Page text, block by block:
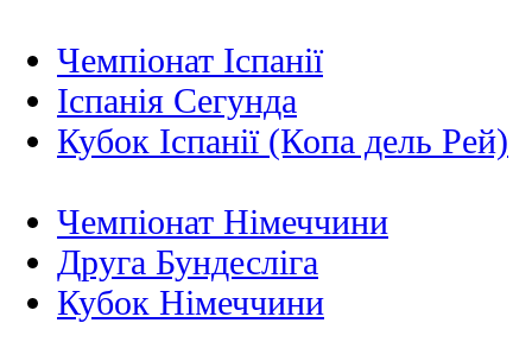
Чемпіонат Іспанії
Іспанія Сегунда
Кубок Іспанії (Копа дель Рей)
Чемпіонат Німеччини
Друга Бундесліга
Кубок Німеччини